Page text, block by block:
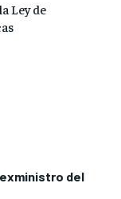
del
Ley de